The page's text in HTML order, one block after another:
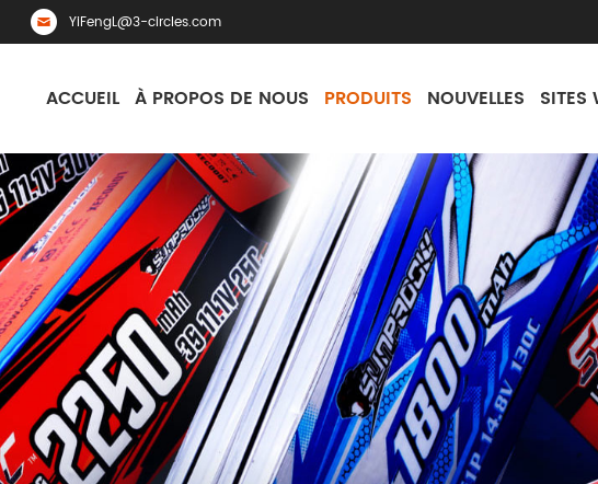
YiFengL@3-circles.com
ACCUEIL À PROPOS DE NOUS PRODUITS NOUVELLES SITES